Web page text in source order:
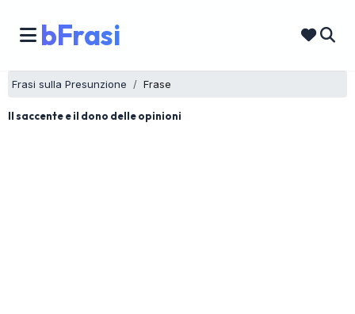
bFrasi
Frasi sulla Presunzione Frase
Il saccente e il dono delle opinioni